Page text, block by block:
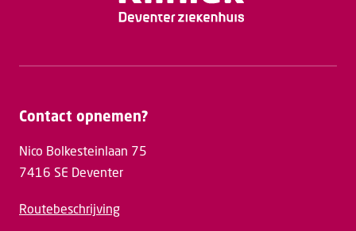
Contact opnemen?
Nico Bolkesteinlaan 75
7416 SE Deventer
Routebeschrijving